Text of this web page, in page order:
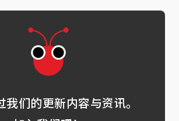
我们的更新内容与资讯。